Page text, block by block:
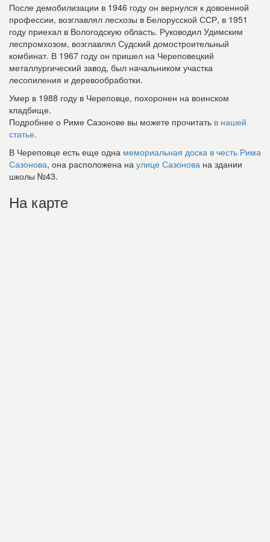
После демобилизации в 1946 году он вернулся к довоенной
профессии, возглавлял лесхозы в Белорусской ССР, в 1951
году приехал в Вологодскую область. Руководил Удимским
леспромхозом, возглавлял Судский домостроительный
комбинат. В 1967 году он пришел на Череповецкий
металлургический завод, был начальником участка
лесопиления и деревообработки.
Умер в 1988 году в Череповце, похоронен на воинском
кладбище.
Подробнее о Риме Сазонове вы можете прочитать в нашей
статье.
В Череповце есть еще одна мемориальная доска в честь Рима
Сазонова, она расположена на улице Сазонова на здании
школы №43.
На карте